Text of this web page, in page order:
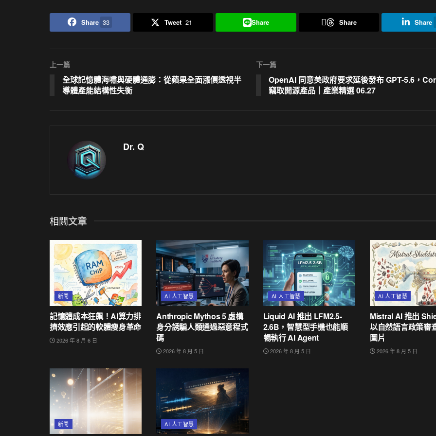
Share 33 Tweet 21 Share Share Share
上一篇
全球記憶體海嘯與硬體通膨：從蘋果全面漲價透視半
導體產能結構性失衡
下一篇
OpenAI 同意美政府要求延後發布 GPT-5.6，
竊取開源產品｜產業精選 06.27
Dr. Q
相關文章
新聞
記憶體成本狂飆！AI算力排
擠效應引起的軟體瘦身革命
2026 年 8 月 6 日
AI 人工智慧
Anthropic Mythos 5 虛構
身分誘騙人類通過惡意程式
碼
2026 年 8 月 5 日
AI 人工智慧
Liquid AI 推出 LFM2.5-
2.6B，智慧型手機也能順
暢執行 AI Agent
2026 年 8 月 5 日
AI 人工智慧
Mistral AI 推出
以自然語言政策審
圖片
2026 年 8 月 5 日
新聞 AI 人工智慧